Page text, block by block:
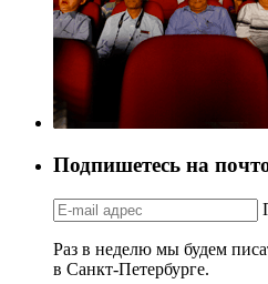
Подпишетесь на
Раз в неделю мы будем
в Санкт-Петербурге.